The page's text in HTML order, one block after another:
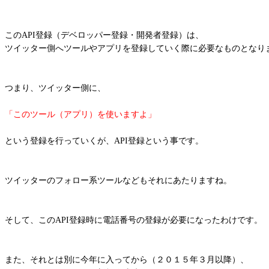
このAPI登録（デベロッパー登録・開発者登録）は、
ツイッター側へツールやアプリを登録していく際に必要なものとなり
つまり、ツイッター側に、
「このツール（アプリ）を使いますよ」
という登録を行っていくが、API登録という事です。
ツイッターのフォロー系ツールなどもそれにあたりますね。
そして、このAPI登録時に電話番号の登録が必要になったわけです。
また、それとは別に今年に入ってから（２０１５年３月以降）、